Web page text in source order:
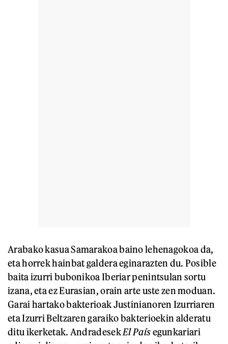
Arabako kasua Samarakoa baino lehenagokoa da,
eta horrek hainbat galdera eginarazten du. Posible
baita izurri bubonikoa Iberiar penintsulan sortu
izana, eta ez Eurasian, orain arte uste zen moduan.
Garai hartako bakterioak Justinianoren Izurriaren
eta Izurri Beltzaren garaiko bakterioekin alderatu
ditu ikerketak. AndradesekEl Paísegunkariari